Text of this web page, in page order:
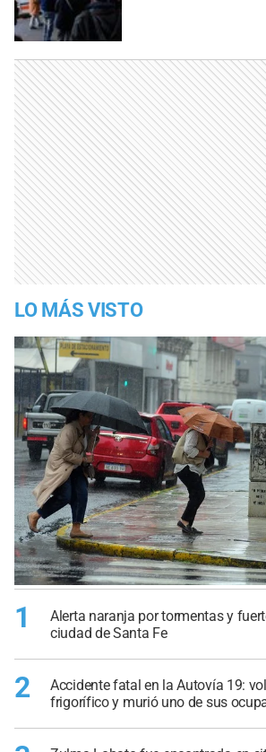
LO MÁS VISTO
1
Alerta naranja por tormentas y
ciudad de Santa Fe
2
Accidente fatal en la Autovía 19:
frigorífico y murió uno de sus